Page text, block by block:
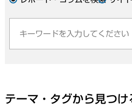
テーマ・タグから見つけ